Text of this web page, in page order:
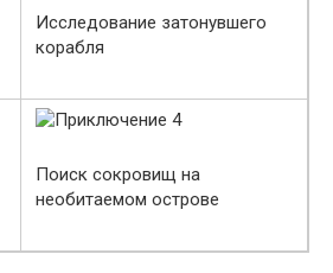
Исследование затонувшего
корабля
Поиск сокровищ на
необитаемом острове